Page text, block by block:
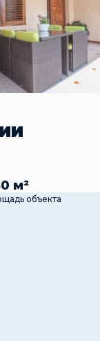
м²
объекта